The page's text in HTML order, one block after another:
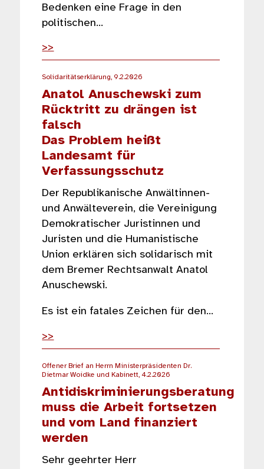
Bedenken eine Frage in den
politischen…
>>
Solidaritätserklärung, 9.2.2026
Anatol Anuschewski zum
Rücktritt zu drängen ist
falsch
Das Problem heißt
Landesamt für
Verfassungsschutz
Der Republikanische Anwältinnen-
und Anwälteverein, die Vereinigung
Demokratischer Juristinnen und
Juristen und die Humanistische
Union erklären sich solidarisch mit
dem Bremer Rechtsanwalt Anatol
Anuschewski.
Es ist ein fatales Zeichen für den…
>>
Offener Brief an Herrn Ministerpräsidenten Dr.
Dietmar Woidke und Kabinett, 4.2.2026
Antidiskriminierungsberatung
muss die Arbeit fortsetzen
und vom Land finanziert
werden
Sehr geehrter Herr